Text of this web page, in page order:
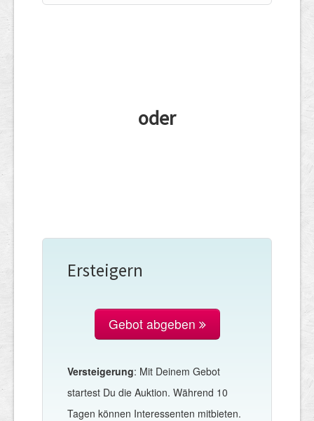
oder
Ersteigern
Gebot abgeben
Versteigerung: Mit Deinem Gebot
startest Du die Auktion. Während 10
Tagen können Interessenten mitbieten.